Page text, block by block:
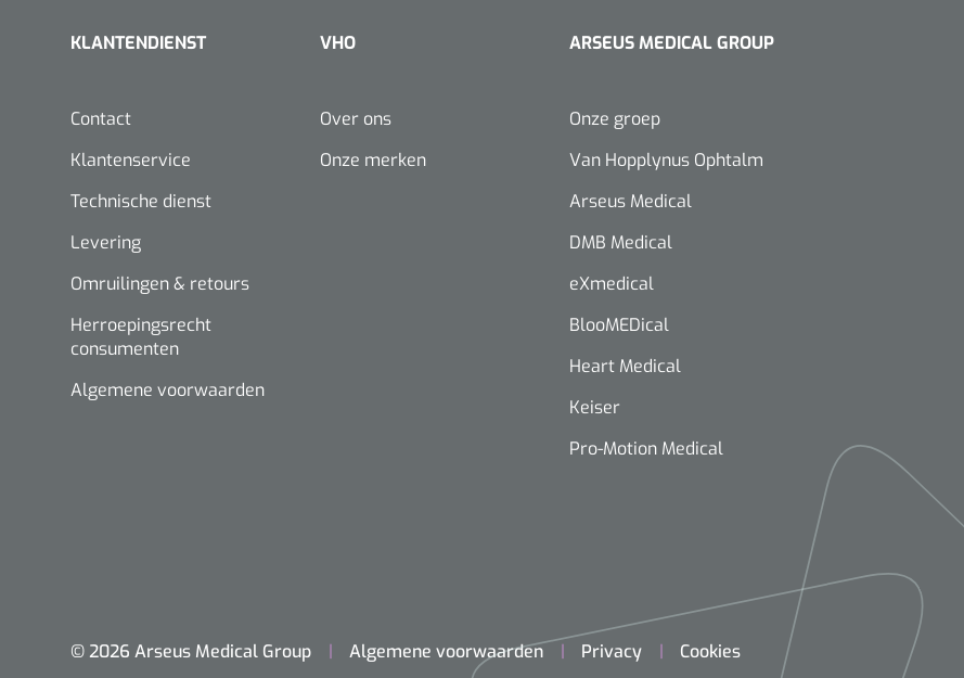
KLANTENDIENST
Contact
Klantenservice
Technische dienst
Levering
Omruilingen & retours
Herroepingsrecht
consumenten
Algemene voorwaarden
VHO
Over ons
Onze merken
ARSEUS MEDICAL GROUP
Onze groep
Van Hopplynus Ophtalm
Arseus Medical
DMB Medical
eXmedical
BlooMEDical
Heart Medical
Keiser
Pro-Motion Medical
© 2026 Arseus Medical Group Algemene voorwaarden Privacy Cookies